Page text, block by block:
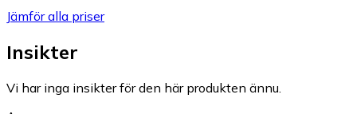
Jämför alla priser
Insikter
Vi har inga insikter för den här produkten ännu.